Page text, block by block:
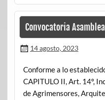
Convocatoria
14 agosto, 2023
Conforme a lo
CAPITULO II, Art. 14º,
de Agrimensores,